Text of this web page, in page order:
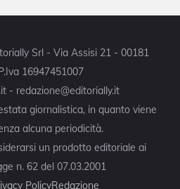
Srl - Via Assisi 21 - 00181
16947451007
- redazione@editorially.it
giornalistica, in quanto viene
alcuna periodicità.
un prodotto editoriale ai
n. 62 del 07.03.2001
PolicyRedazione